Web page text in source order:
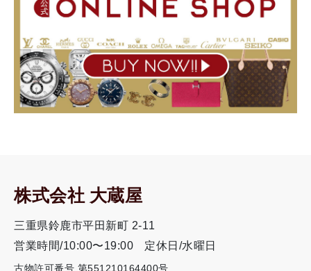
株式会社 大蔵屋
三重県鈴鹿市平田新町 2-11
営業時間/10:00〜19:00
定休日/水曜日
古物許可番号 第551210164400号